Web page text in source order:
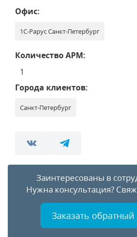
Офис:
1С-Рарус Санкт-Петербург
Количество АРМ:
1
Города клиентов:
Санкт-Петербург
Заинтересованы в
Нужна консультация?
Заказать обратный